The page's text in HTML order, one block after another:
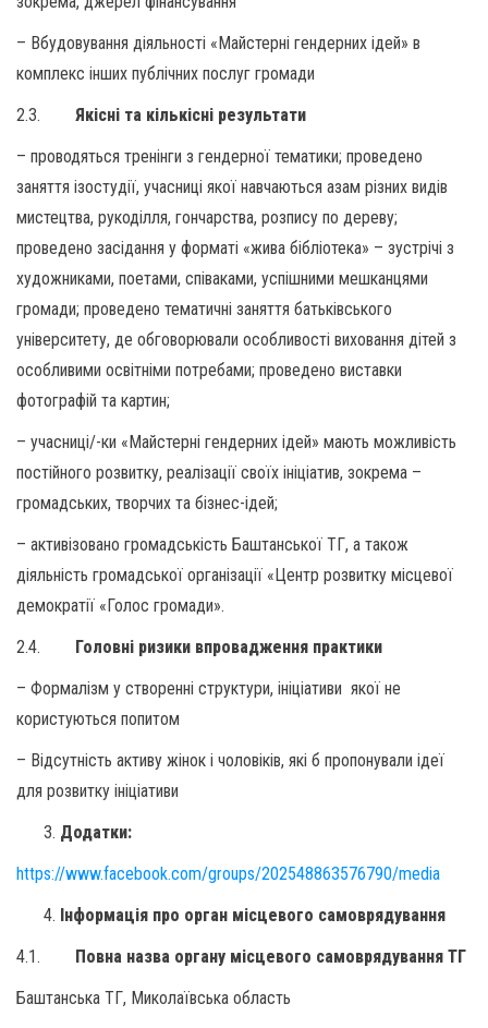
– Вбудовування діяльності «Майстерні гендерних ідей» в
комплекс інших публічних послуг громади
2.3. Якісні та кількісні результати
– проводяться тренінги з гендерної тематики; проведено
заняття ізостудії, учасниці якої навчаються азам різних видів
мистецтва, рукоділля, гончарства, розпису по дереву;
проведено засідання у форматі «жива бібліотека» – зустрічі з
художниками, поетами, співаками, успішними мешканцями
громади; проведено тематичні заняття батьківського
університету, де обговорювали особливості виховання дітей з
особливими освітніми потребами; проведено виставки
фотографій та картин;
– учасниці/-ки «Майстерні гендерних ідей» мають можливість
постійного розвитку, реалізації своїх ініціатив, зокрема –
громадських, творчих та бізнес-ідей;
– активізовано громадськість Баштанської ТГ, а також
діяльність громадської організації «Центр розвитку місцевої
демократії «Голос громади».
2.4. Головні ризики впровадження практики
– Формалізм у створенні структури, ініціативи якої не
користуються попитом
– Відсутність активу жінок і чоловіків, які б пропонували ідеї
для розвитку ініціативи
Додатки:
https://www.facebook.com/groups/202548863576790/media
Інформація про орган місцевого самоврядування
4.1. Повна назва органу місцевого самоврядування ТГ
Баштанська ТГ, Миколаївська область